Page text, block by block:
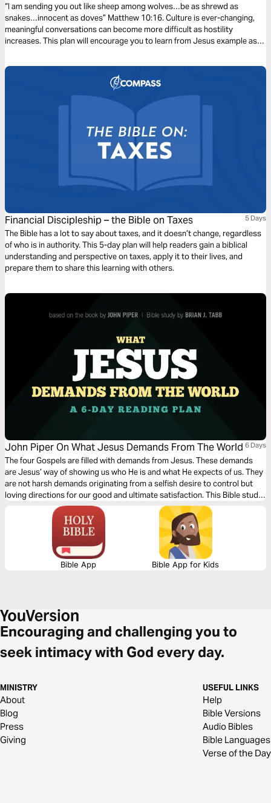
Environment
“I am sending you out like sheep among wolves…be as shrewd as
snakes…innocent as doves” Matthew 10:16. Culture is ever-changing,
meaningful conversations can become more difficult as hostility
increases. This plan will encourage you to learn from Jesus example as
and deflected the hostile. He both thrived and achieved his purpose on
earth despite hostility, and so can we!
Financial Discipleship – the Bible on Taxes 5 Days
The Bible has a lot to say about taxes, and it doesn’t change, regardless
of who is in authority. This 5-day plan will help readers gain a biblical
understanding and perspective on taxes, apply it to their lives, and
prepare them to share this learning with others.
John Piper On What Jesus Demands From The World 6 Days
The four Gospels are filled with demands from Jesus. These demands
are Jesus’ way of showing us who He is and what He expects of us. They
are not harsh demands originating from a selfish desire to control but
loving directions for our good and ultimate satisfaction. This Bible study
will guide you through some of these demands, with the ultimate end of
glorifying God through obedience to His Son.
Bible App Bible App for Kids
Encouraging and challenging you to
seek intimacy with God every day.
MINISTRY
About
Blog
Press
Giving
USEFUL LINKS
Help
Bible Versions
Audio Bibles
Bible Languages
Verse of the Day